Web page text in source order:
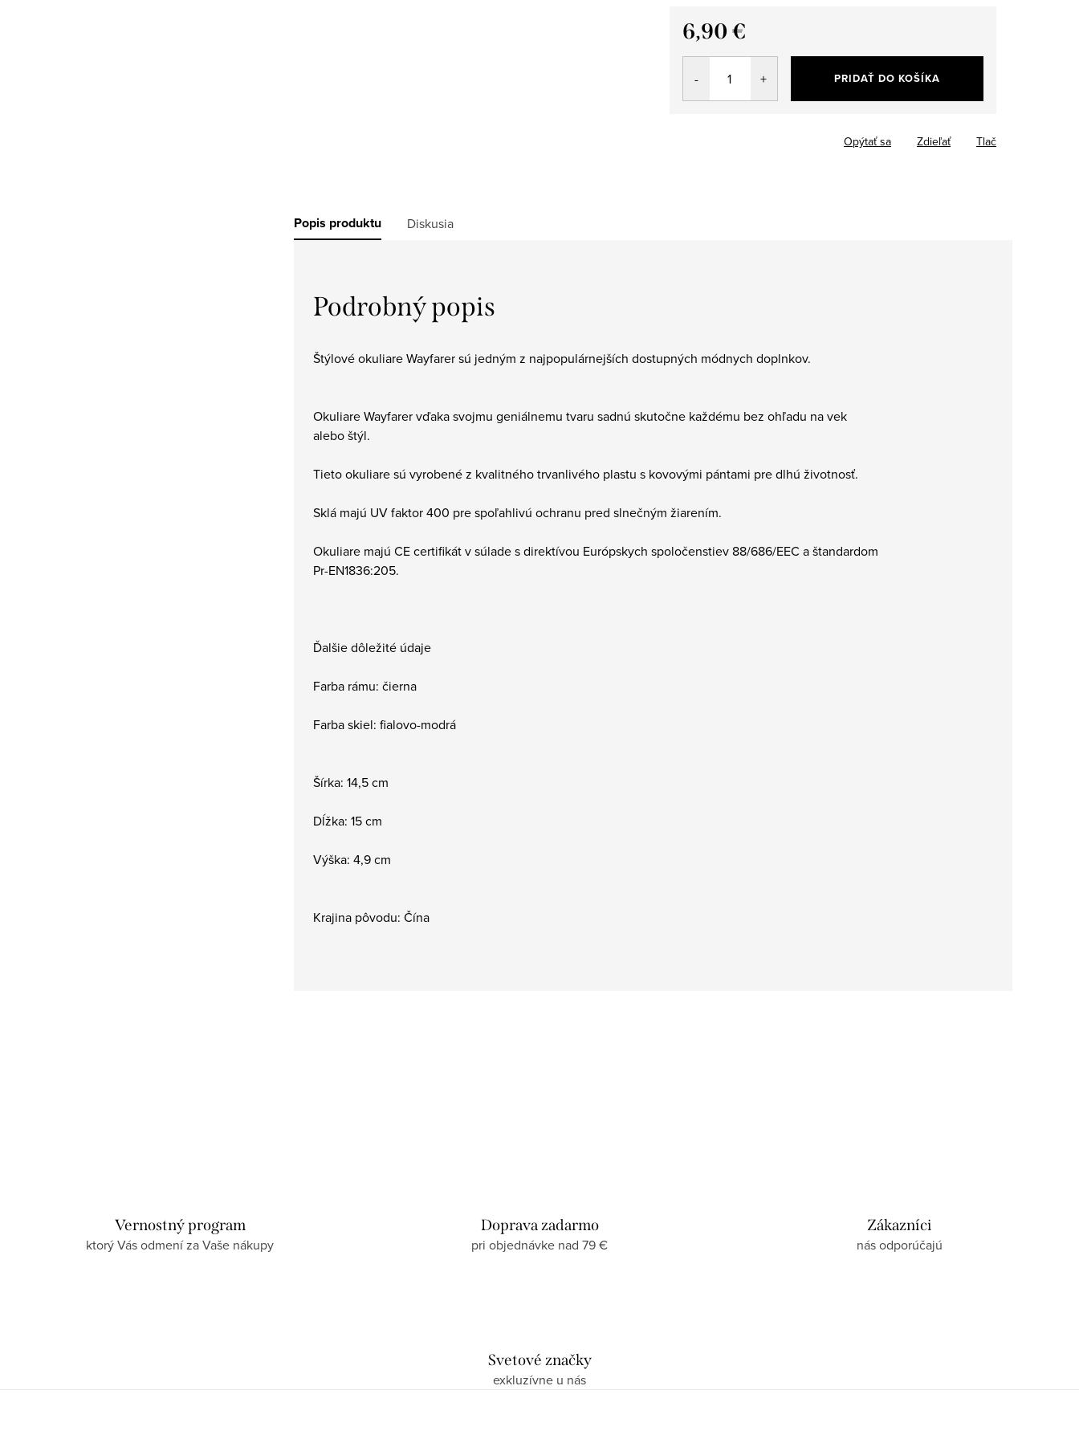
6,90 €
Jednotková
PRIDAŤ DO KOŠÍKA
Tlač
Opýtať sa Zdieľať
Popis produktu Diskusia
Podrobný popis
Štýlové okuliare Wayfarer sú jedným z najpopulárnejších dostupných módnych doplnkov.
Okuliare Wayfarer vďaka svojmu geniálnemu tvaru sadnú skutočne každému bez ohľadu na vek
alebo štýl.
Tieto okuliare sú vyrobené z kvalitného trvanlivého plastu s kovovými pántami pre dlhú životnosť.
Sklá majú UV faktor 400 pre spoľahlivú ochranu pred slnečným žiarením.
Okuliare majú CE certifikát v súlade s direktívou Európskych spoločenstiev 88/686/EEC a štandardom
Pr-EN1836:205.
Ďalšie dôležité údaje
Farba rámu: čierna
Farba skiel: fialovo-modrá
Šírka: 14,5 cm
Dĺžka: 15 cm
Výška: 4,9 cm
Krajina pôvodu: Čína
Vernostný program
ktorý Vás odmení za Vaše nákupy
Doprava zadarmo
pri objednávke nad 79 €
Zákazníci
nás odporúčajú
Svetové značky
exkluzívne u nás